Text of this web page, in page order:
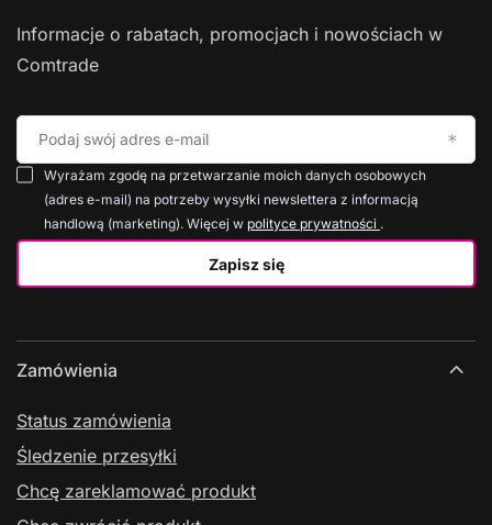
Informacje o rabatach, promocjach i nowościach w
Comtrade
Podaj swój adres e-mail
Zapisz się
Wyrażam zgodę na przetwarzanie moich danych osobowych
(adres e-mail) na potrzeby wysyłki newslettera z informacją
handlową (marketing). Więcej w polityce prywatności .
Zamówienia
Status zamówienia
Śledzenie przesyłki
Chcę zareklamować produkt